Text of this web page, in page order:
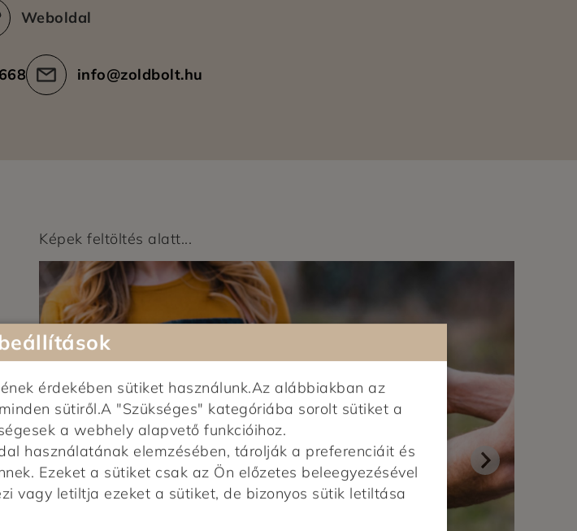
Weboldal
info@zoldbolt.hu
Képek feltöltés alatt...
érdekében sütiket használunk.Az alábbiakban az
sütiről.A "Szükséges" kategóriába sorolt sütiket a
a webhely alapvető funkcióihoz.
használatának elemzésében, tárolják a preferenciáit és
Ezeket a sütiket csak az Ön előzetes beleegyezésével
vagy letiltja ezeket a sütiket, de bizonyos sütik letiltása